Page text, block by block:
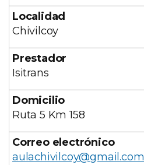
Chivilcoy
Isitrans
Ruta 5 Km 158
aulachivilcoy@gmail.com